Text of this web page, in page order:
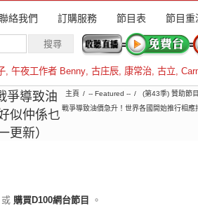
絡我們 訂購服務 節目表 節目重
, 午夜工作者 Benny, 古庄辰, 康常治, 古立,
爭導致油
似仲係乜
更新）
主頁 -- Featured -- (第43季) 贊助節
戰爭導致油價急升！世界各國開始推行相
或 購買D100網台節目 。